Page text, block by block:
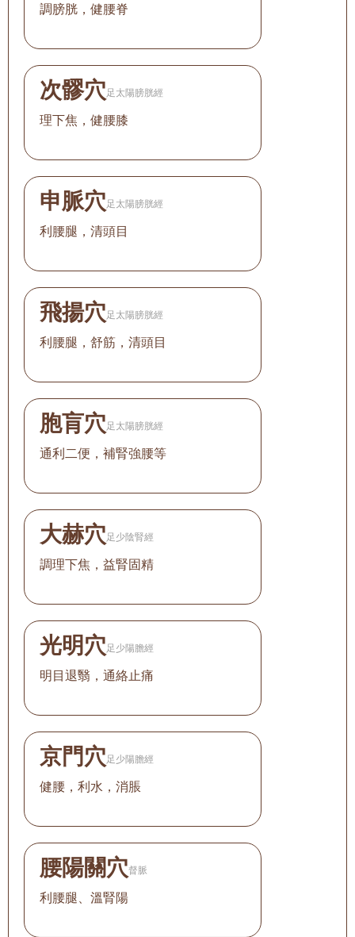
調膀胱，健腰脊
次髎穴 足太陽膀胱經
理下焦，健腰膝
申脈穴 足太陽膀胱經
利腰腿，清頭目
飛揚穴 足太陽膀胱經
利腰腿，舒筋，清頭目
胞肓穴 足太陽膀胱經
通利二便，補腎強腰等
大赫穴 足少陰腎經
調理下焦，益腎固精
光明穴 足少陽膽經
明目退翳，通絡止痛
京門穴 足少陽膽經
健腰，利水，消脹
腰陽關穴督脈
利腰腿、溫腎陽